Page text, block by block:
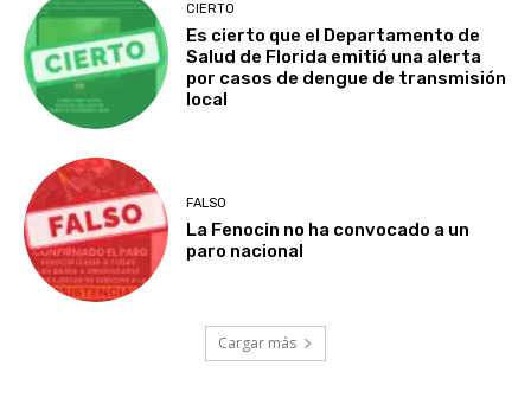
CIERTO
Es cierto que el Departamento de
Salud de Florida emitió una alerta
por casos de dengue de transmisión
local
FALSO
La Fenocin no ha convocado a un
paro nacional
Cargar más